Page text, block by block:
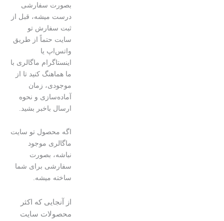
بصورت سفارشی
درست میشه، قبل از
ثبت سفارش تو
سایت حتماً از طریق
اینستاگرام ماگالری با
ما هماهنگ کنید تا از
موجودی، زمان
آماده‌سازی و نحوه
ارسال باخبر بشید.
اگه محصول تو سایت
ماگالری موجود
نباشه، بصورت
سفارشی برای شما
از آنجایی که اکثر
محصولات سایت